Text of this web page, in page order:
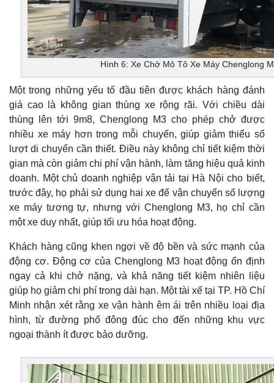
Hình 6: Xe Chở Mô Tô Xe Máy Chenglong
Một trong những yếu tố đầu tiên được khách hàng đánh
giá cao là không gian thùng xe rộng rãi. Với chiều dài
thùng lên tới 9m8, Chenglong M3 cho phép chở được
nhiều xe máy hơn trong mỗi chuyến, giúp giảm thiểu số
lượt di chuyển cần thiết. Điều này không chỉ tiết kiệm thời
gian mà còn giảm chi phí vận hành, làm tăng hiệu quả kinh
doanh. Một chủ doanh nghiệp vận tải tại Hà Nội cho biết,
trước đây, họ phải sử dụng hai xe để vận chuyển số lượng
xe máy tương tự, nhưng với Chenglong M3, họ chỉ cần
một xe duy nhất, giúp tối ưu hóa hoạt động.
Khách hàng cũng khen ngợi về độ bền và sức mạnh của
động cơ. Động cơ của Chenglong M3 hoạt động ổn định
ngay cả khi chở nặng, và khả năng tiết kiệm nhiên liệu
giúp họ giảm chi phí trong dài hạn. Một tài xế tại TP. Hồ Chí
Minh nhận xét rằng xe vận hành êm ái trên nhiều loại địa
hình, từ đường phố đông đúc cho đến những khu vực
ngoại thành ít được bảo dưỡng.